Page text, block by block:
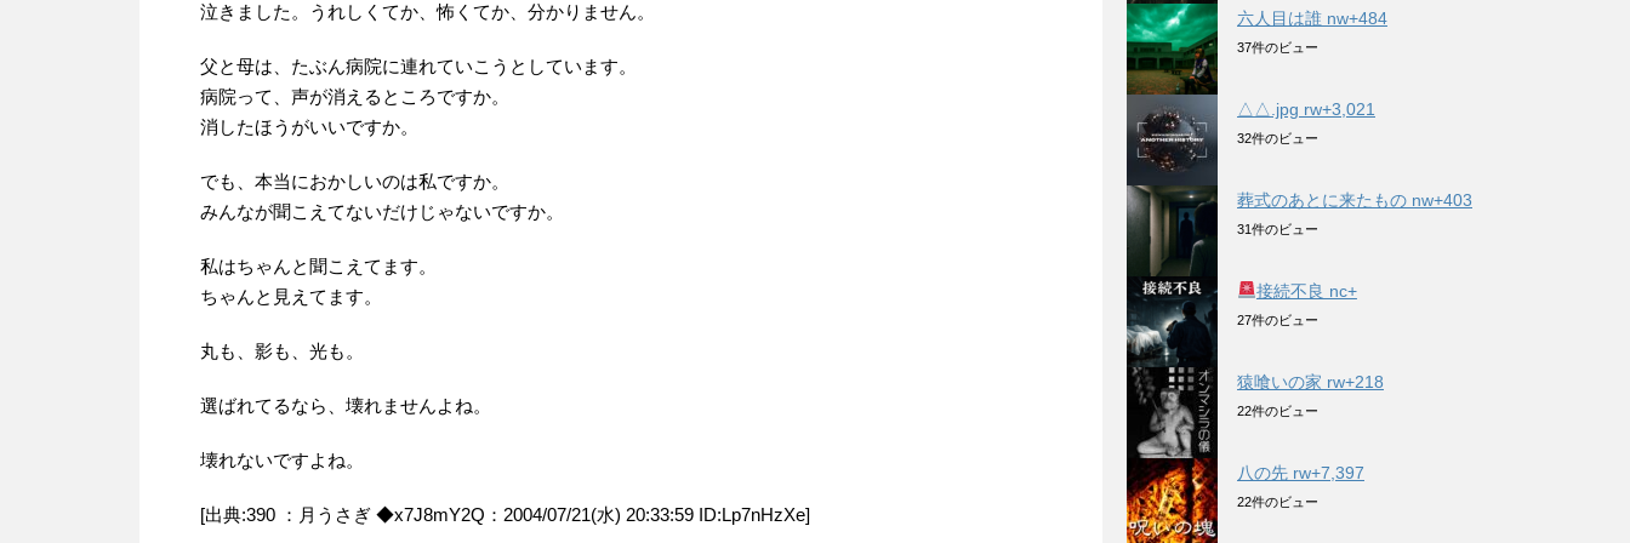
泣きました。うれしくてか、怖くてか、分かりません。
父と母は、たぶん病院に連れていこうとしています。
病院って、声が消えるところですか。
消したほうがいいですか。
でも、本当におかしいのは私ですか。
みんなが聞こえてないだけじゃないですか。
私はちゃんと聞こえてます。
ちゃんと見えてます。
丸も、影も、光も。
選ばれてるなら、壊れませんよね。
壊れないですよね。
[出典:390 ：月うさぎ ◆x7J8mY2Q：2004/07/21(水) 20:33:59 ID:Lp7nHzXe]
六人目は誰 nw+484
37件のビュー
△△.jpg rw+3,021
32件のビュー
葬式のあとに来たもの nw+403
31件のビュー
接続不良 nc+
27件のビュー
猿喰いの家 rw+218
22件のビュー
八の先 rw+7,397
22件のビュー